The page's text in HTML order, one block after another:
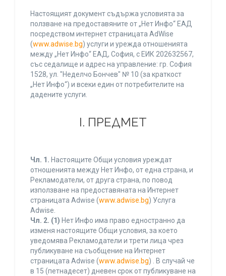
Настоящият документ съдържа условията за
ползване на предоставяните от „Нет Инфо“ ЕАД
посредством интернет страницата AdWise
(www.adwise.bg) услуги и урежда отношенията
между „Нет Инфо“ ЕАД, София, с ЕИК 202632567,
със седалище и адрес на управление: гр. София
1528, ул. "Неделчо Бончев" № 10 (за краткост
„Нет Инфо“) и всеки един от потребителите на
дадените услуги.
І. ПРЕДМЕТ
Чл. 1. Настоящите Общи условия уреждат
отношенията между Нет Инфо, от една страна, и
Рекламодатели, от друга страна, по повод
използване на предоставяната на Интернет
страницата Adwise (www.adwise.bg) Услуга
Adwise.
Чл. 2. (1) Нет Инфо има право едностранно да
изменя настоящите Общи условия, за което
уведомява Рекламодатели и трети лица чрез
публикуване на съобщение на Интернет
страницата Adwise (www.adwise.bg) . В случай че
в 15 (петнадесет) дневен срок от публикуване на